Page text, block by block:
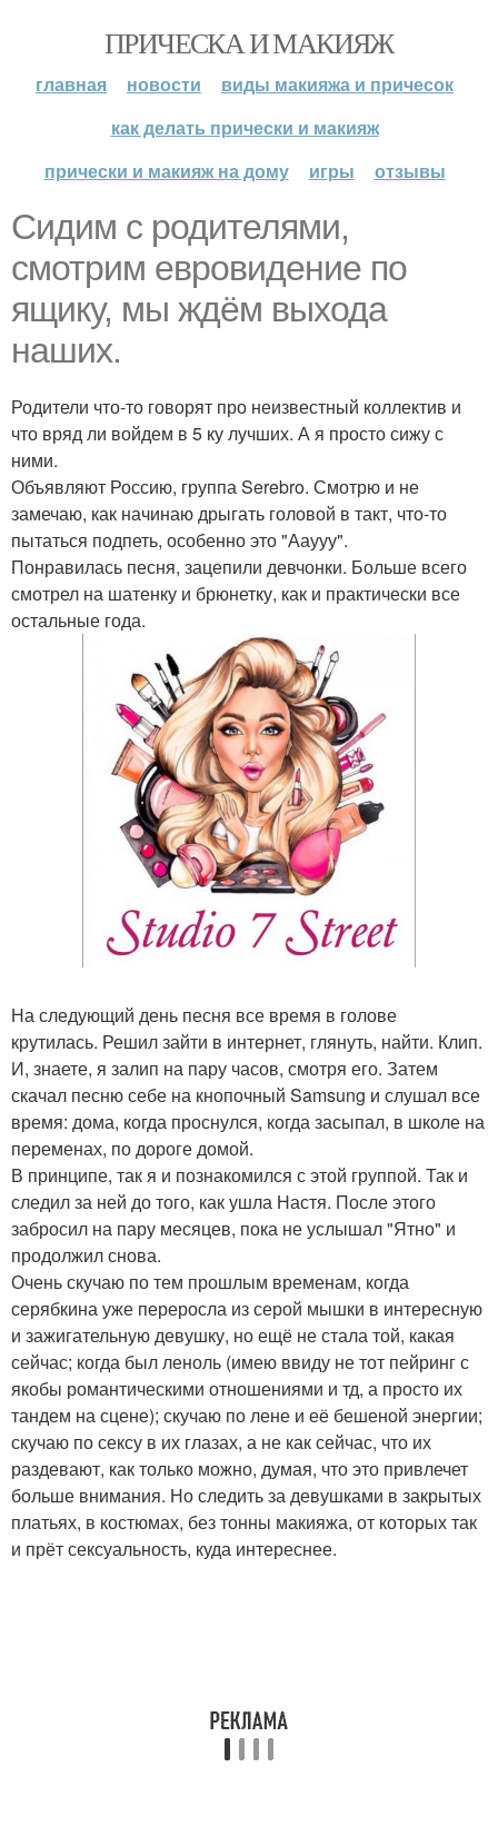
ПРИЧЕСКА И МАКИЯЖ
главная новости
виды макияжа и причесок
как делать прически и макияж
прически и макияж на дому
игры отзывы
Сидим с родителями,
смотрим евровидение по
ящику, мы ждём выхода
наших.
Родители что-то говорят про неизвестный коллектив и
что вряд ли войдем в 5 ку лучших. А я просто сижу с
ними.
Объявляют Россию, группа Serebro. Смотрю и не
замечаю, как начинаю дрыгать головой в такт, что-то
пытаться подпеть, особенно это "Ааууу".
Понравилась песня, зацепили девчонки. Больше всего
смотрел на шатенку и брюнетку, как и практически все
остальные года.
На следующий день песня все время в голове
крутилась. Решил зайти в интернет, глянуть, найти. Клип.
И, знаете, я залип на пару часов, смотря его. Затем
скачал песню себе на кнопочный Samsung и слушал все
время: дома, когда проснулся, когда засыпал, в школе на
переменах, по дороге домой.
В принципе, так я и познакомился с этой группой. Так и
следил за ней до того, как ушла Настя. После этого
забросил на пару месяцев, пока не услышал "Ятно" и
продолжил снова.
Очень скучаю по тем прошлым временам, когда
серябкина уже переросла из серой мышки в интересную
и зажигательную девушку, но ещё не стала той, какая
сейчас; когда был леноль (имею ввиду не тот пейринг с
якобы романтическими отношениями и тд, а просто их
тандем на сцене); скучаю по лене и её бешеной энергии;
скучаю по сексу в их глазах, а не как сейчас, что их
раздевают, как только можно, думая, что это привлечет
больше внимания. Но следить за девушками в закрытых
платьях, в костюмах, без тонны макияжа, от которых так
и прёт сексуальность, куда интереснее.